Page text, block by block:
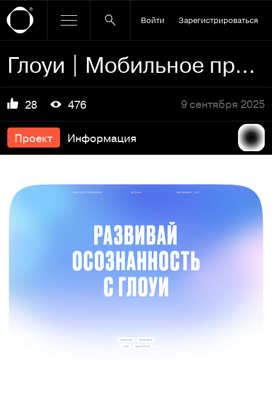
Войти Зарегистрироваться
Глоуи | Мобильное приложение для медитаций
28 476 9 сентября 2025
Проект Информация